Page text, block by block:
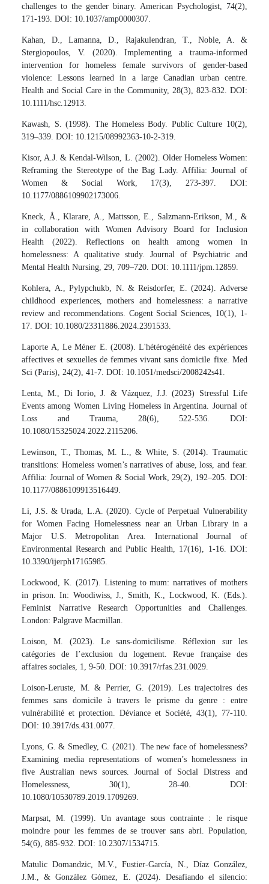
challenges to the gender binary. American Psychologist, 74(2),
171-193. DOI: 10.1037/amp0000307.
Kahan, D., Lamanna, D., Rajakulendran, T., Noble, A. &
Stergiopoulos, V. (2020). Implementing a trauma-informed
intervention for homeless female survivors of gender-based
violence: Lessons learned in a large Canadian urban centre.
Health and Social Care in the Community, 28(3), 823-832. DOI:
10.1111/hsc.12913.
Kawash, S. (1998). The Homeless Body. Public Culture 10(2),
319–339. DOI: 10.1215/08992363-10-2-319.
Kisor, A.J. & Kendal-Wilson, L. (2002). Older Homeless Women:
Reframing the Stereotype of the Bag Lady. Affilia: Journal of
Women & Social Work, 17(3), 273-397. DOI:
10.1177/0886109902173006.
Kneck, Å., Klarare, A., Mattsson, E., Salzmann-Erikson, M., &
in collaboration with Women Advisory Board for Inclusion
Health (2022). Reflections on health among women in
homelessness: A qualitative study. Journal of Psychiatric and
Mental Health Nursing, 29, 709–720. DOI: 10.1111/jpm.12859.
Kohlera, A., Pylypchukb, N. & Reisdorfer, E. (2024). Adverse
childhood experiences, mothers and homelessness: a narrative
review and recommendations. Cogent Social Sciences, 10(1), 1-
17. DOI: 10.1080/23311886.2024.2391533.
Laporte A, Le Méner E. (2008). L'hétérogénéité des expériences
affectives et sexuelles de femmes vivant sans domicile fixe. Med
Sci (Paris), 24(2), 41-7. DOI: 10.1051/medsci/2008242s41.
Lenta, M., Di Iorio, J. & Vázquez, J.J. (2023) Stressful Life
Events among Women Living Homeless in Argentina. Journal of
Loss and Trauma, 28(6), 522-536. DOI:
10.1080/15325024.2022.2115206.
Lewinson, T., Thomas, M. L., & White, S. (2014). Traumatic
transitions: Homeless women’s narratives of abuse, loss, and fear.
Affilia: Journal of Women & Social Work, 29(2), 192–205. DOI:
10.1177/0886109913516449.
Li, J.S. & Urada, L.A. (2020). Cycle of Perpetual Vulnerability
for Women Facing Homelessness near an Urban Library in a
Major U.S. Metropolitan Area. International Journal of
Environmental Research and Public Health, 17(16), 1-16. DOI:
10.3390/ijerph17165985.
Lockwood, K. (2017). Listening to mum: narratives of mothers
in prison. In: Woodiwiss, J., Smith, K., Lockwood, K. (Eds.).
Feminist Narrative Research Opportunities and Challenges.
London: Palgrave Macmillan.
Loison, M. (2023). Le sans-domicilisme. Réflexion sur les
catégories de l’exclusion du logement. Revue française des
affaires sociales, 1, 9-50. DOI: 10.3917/rfas.231.0029.
Loison-Leruste, M. & Perrier, G. (2019). Les trajectoires des
femmes sans domicile à travers le prisme du genre : entre
vulnérabilité et protection. Déviance et Société, 43(1), 77-110.
DOI: 10.3917/ds.431.0077.
Lyons, G. & Smedley, C. (2021). The new face of homelessness?
Examining media representations of women’s homelessness in
five Australian news sources. Journal of Social Distress and
Homelessness, 30(1), 28-40. DOI:
10.1080/10530789.2019.1709269.
Marpsat, M. (1999). Un avantage sous contrainte : le risque
moindre pour les femmes de se trouver sans abri. Population,
54(6), 885-932. DOI: 10.2307/1534715.
Matulic Domandzic, M.V., Fustier-García, N., Díaz González,
J.M., & González Gómez, E. (2024). Desafiando el silencio: